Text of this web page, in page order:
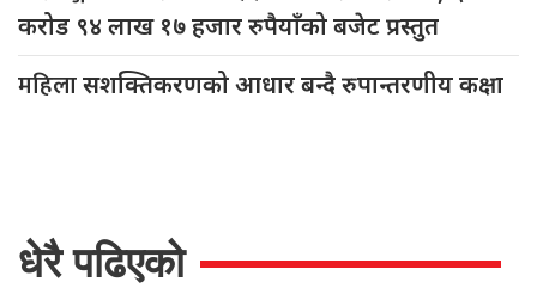
करोड ९४ लाख १७ हजार रुपैयाँको बजेट प्रस्तुत
महिलासशक्तिकरणको आधार बन्दै रुपान्तरणीय कक्षा
धेरै पढिएको